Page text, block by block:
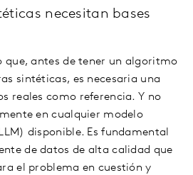
necesitan bases
que, antes de tener un algoritmo
sintéticas, es necesaria una
reales como referencia. Y no
en cualquier modelo
disponible. Es fundamental
de datos de alta calidad que
el problema en cuestión y